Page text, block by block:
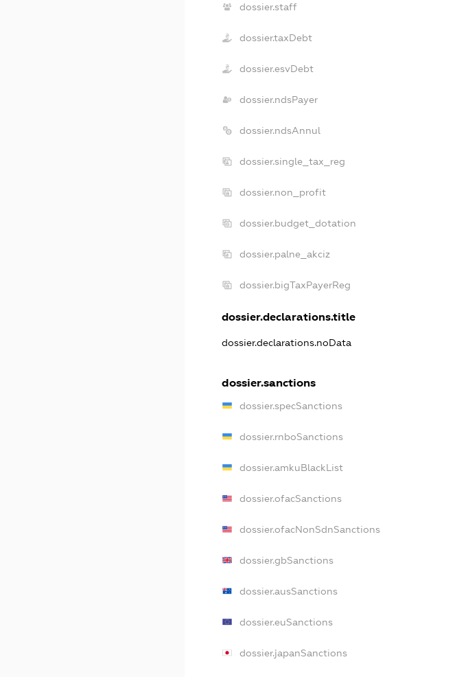
dossier.staff
dossier.taxDebt
dossier.esvDebt
dossier.ndsPayer
dossier.ndsAnnul
dossier.single_tax_reg
dossier.non_profit
dossier.budget_dotation
dossier.palne_akciz
dossier.bigTaxPayerReg
dossier.declarations.title
dossier.declarations.noData
dossier.sanctions
dossier.specSanctions
dossier.rnboSanctions
dossier.amkuBlackList
dossier.ofacSanctions
dossier.ofacNonSdnSanctions
dossier.gbSanctions
dossier.ausSanctions
dossier.euSanctions
dossier.japanSanctions